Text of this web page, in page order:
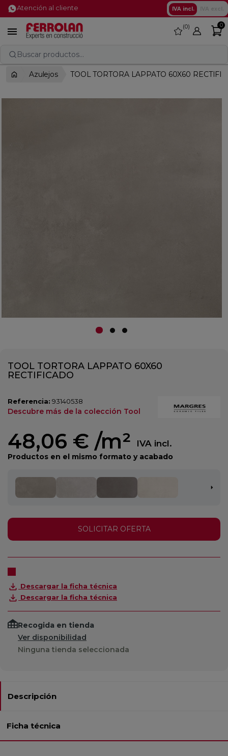
Atención al cliente IVA incl.
 favorite
0 0
Buscar productos...
Azulejos TOOL TORTORA LAPPATO 60X60
TOOL TORTORA LAPPATO 60X60
RECTIFICADO
Referencia: 93140538
Descubre más de la colección Tool
48,06 € /m² IVA incl.
Productos en el mismo formato y acabado
SOLICITAR OFERTA
Descargar la ficha técnica
Descargar la ficha técnica
Recogida en tienda
Ver disponibilidad
Ninguna tienda seleccionada
Descripción
Ficha técnica